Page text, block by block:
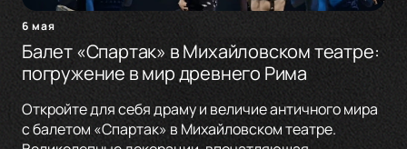
6 мая
Балет «Спартак» в Михайловском театре:
погружение в мир древнего Рима
Откройте для себя драму и величие античного мира
с балетом «Спартак» в Михайловском театре.